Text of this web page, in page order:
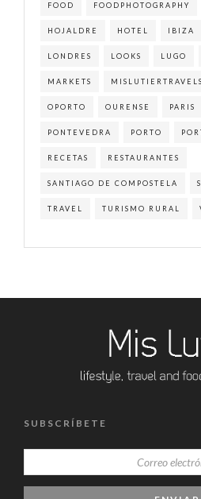
FOOD FOODPHOTOGRAPHY
HOJALDRE HOTEL IBIZA
LONDRES LOOKS LUGO
MARKETS MISLUTIERTRAVELS
OPORTO OURENSE PARIS
PONTEVEDRA PORTO
RECETAS RESTAURANTES
SANTIAGO DE COMPOSTELA
TRAVEL TURISMO RURAL
SUBSCRÍBETE